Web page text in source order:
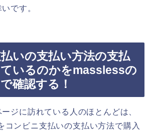
です。
いの支払い方法の支払
いるのかをmasslessの
確認する！
ジに訪れている人のほとんどは、
コンビニ支払いの支払い方法で購入